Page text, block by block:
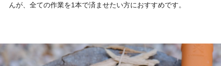
んが、全ての作業を1本で済ませたい方におすすめです。